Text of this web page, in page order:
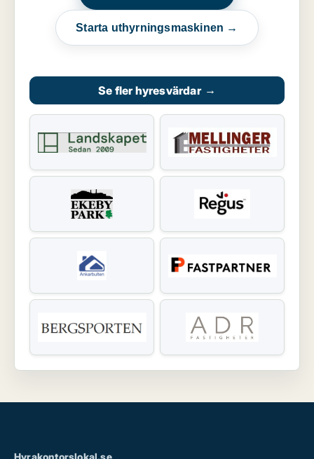
Starta uthyrningsmaskinen →
Se fler hyresvärdar →